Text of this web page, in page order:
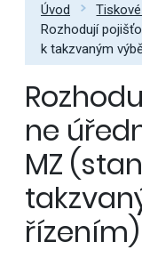
Úvod
Rozhodují
k takzvaným
ne
MZ
řízením)